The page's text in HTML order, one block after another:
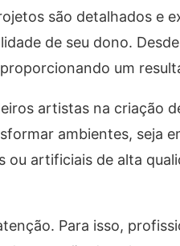
são detalhados e
de seu dono.
um
artistas na criação
ambientes, seja
artificiais de alta
Para isso,